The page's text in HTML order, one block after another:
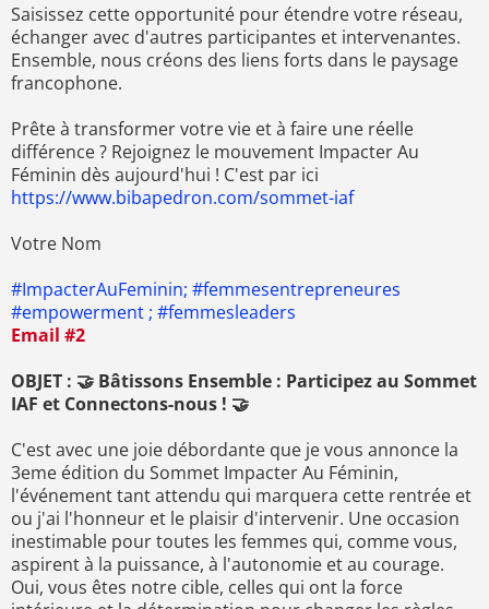
Saisissez cette opportunité pour étendre votre réseau,
échanger avec d'autres participantes et intervenantes.
Ensemble, nous créons des liens forts dans le paysage
francophone.
Prête à transformer votre vie et à faire une réelle
différence ? Rejoignez le mouvement Impacter Au
Féminin dès aujourd'hui ! C'est par ici
https://www.bibapedron.com/sommet-iaf
Votre Nom
#ImpacterAuFeminin; #femmesentrepreneures
#empowerment ; #femmesleaders
Email #2
OBJET : 🤝 Bâtissons Ensemble : Participez au Sommet
IAF et Connectons-nous ! 🤝
C'est avec une joie débordante que je vous annonce la
3eme édition du Sommet Impacter Au Féminin,
l'événement tant attendu qui marquera cette rentrée et
ou j'ai l'honneur et le plaisir d'intervenir. Une occasion
inestimable pour toutes les femmes qui, comme vous,
aspirent à la puissance, à l'autonomie et au courage.
Oui, vous êtes notre cible, celles qui ont la force